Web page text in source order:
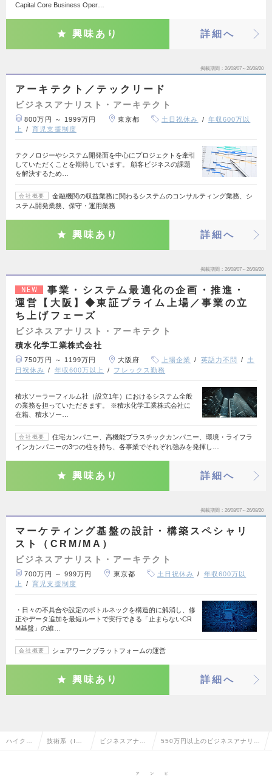
Capital Core Business Oper…
興味あり 詳細へ
掲載期間 26/08/07～26/08/20
アーキテクト／テックリード
ビジネスアナリスト・アーキテクト
800万円 ～ 1999万円 東京都 土日祝休み
年収600万以
上
育児支援制度
テクノロジーやシステム開発面を中心にプロジェクトを牽引
していただくことを期待しています。 顧客ビジネスの課題
を解決するため…
会社概要
金融機関の収益業務に関わるシステムのコンサルティング業務、シ
ステム開発業務、保守・運用業務
興味あり 詳細へ
掲載期間 26/08/07～26/08/20
NEW
事業・システム最適化の企画・推進・
運営【大阪】◆東証プライム上場／事業の立
ち上げフェーズ
ビジネスアナリスト・アーキテクト
積水化学工業株式会社
750万円 ～ 1199万円 大阪府 上場企業 英語力不問
土
日祝休み
年収600万以上 フレックス勤務
積水ソーラーフィルム社（設立1年）におけるシステム全般
の業務を担っていただきます。 ※積水化学工業株式会社に
在籍、積水ソー…
会社概要
住宅カンパニー、高機能プラスチックカンパニー、環境・ライフラ
インカンパニーの3つの柱を持ち、各事業でそれぞれ強みを発揮し…
興味あり 詳細へ
掲載期間 26/08/07～26/08/20
マーケティング基盤の設計・構築スペシャリ
スト（CRM/MA）
ビジネスアナリスト・アーキテクト
700万円 ～ 999万円 東京都 土日祝休み
年収600万以
上
育児支援制度
・日々の不具合や設定のボトルネックを構造的に解消し、修
正やデータ追加を最短ルートで実行できる「止まらないCR
M基盤」の維…
会社概要 シェアワークプラットフォームの運営
興味あり 詳細へ
ハイクラ 技術系（I ビジネスアナリ 550万円以上のビジネスアナリス